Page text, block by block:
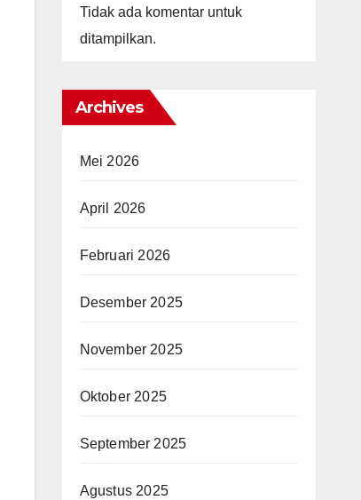
Tidak ada komentar untuk
ditampilkan.
Archives
Mei 2026
April 2026
Februari 2026
Desember 2025
November 2025
Oktober 2025
September 2025
Agustus 2025